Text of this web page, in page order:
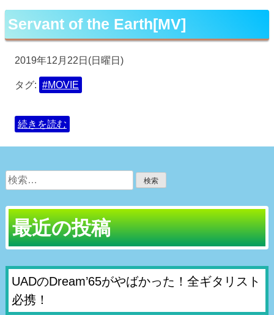
Servant of the Earth[MV]
2019年12月22日(日曜日)
タグ: #MOVIE
続きを読む
検
索:
最近の投稿
UADのDream’65がやばかった！全ギタリスト
必携！